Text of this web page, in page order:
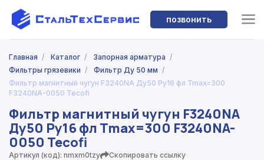
позвонить
Главная / Каталог / Запорная арматура /
Фильтры грязевики / Фильтр Ду 50 мм /
Фильтр магнитный чугун F3240NA Ду50 Ру16 фл Tmax=300
F3240NA-0050 Tecofi
Фильтр магнитный чугун F3240NA
Ду50 Ру16 фл Tmax=300 F3240NA-
0050 Tecofi
Артикул (код): nmxm0tzy Скопировать ссылку